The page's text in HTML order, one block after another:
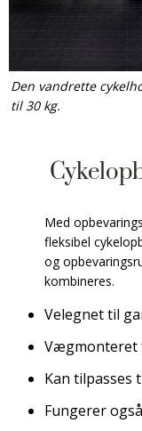
Den vandrette
til 30 kg.
Med
fleksibel
og
kombineres.
Velegnet til
Vægmonteret
Kan tilpasses
Fungerer